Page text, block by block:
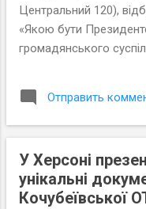
Центральний 120),
«Якою бути
громадянського
Отправить
У Херсоні
унікальні
Кочубеївської